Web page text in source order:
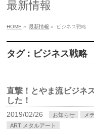
最新情報
HOME » 最新情報 » ビジネス戦略
タグ : ビジネス戦略
直撃！とやま流ビジネ
した！
2019/02/26 お知らせ
メ
ART メタルアート